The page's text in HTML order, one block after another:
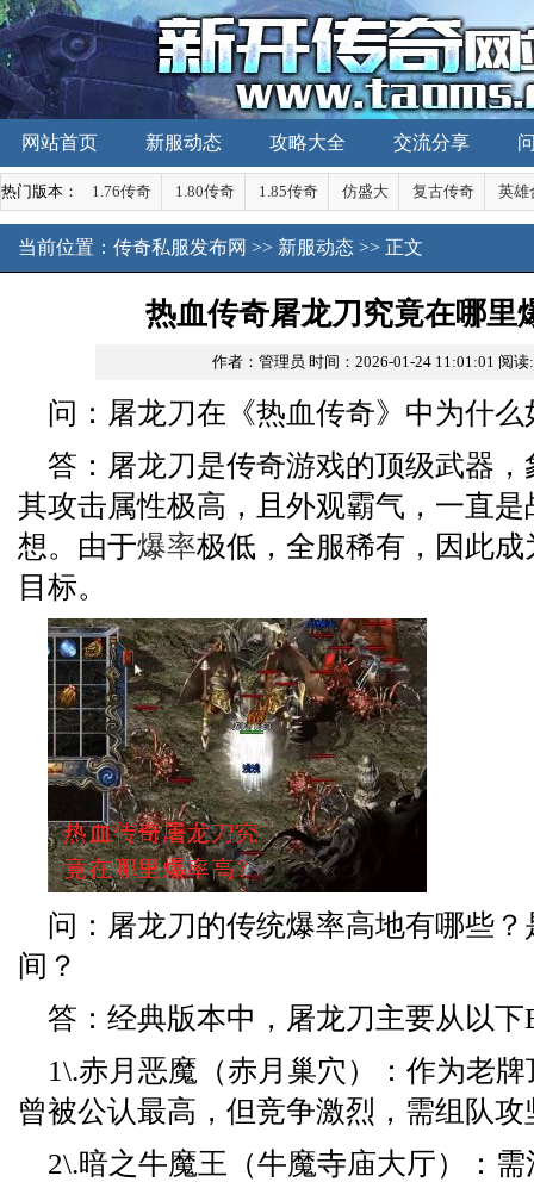
网站首页 新服动态 攻略大全 交流分享
热门版本： 1.76传奇 1.80传奇 1.85传奇 仿盛大 复古传奇 英雄
当前位置： 传奇私服发布网 >> 新服动态 >> 正文
热血传奇屠龙刀究竟在哪里
作者：管理员 时间：2026-01-24 11:01:01 阅
问：屠龙刀在《热血传奇》中为什么
答：屠龙刀是传奇游戏的顶级武器
其攻击属性极高，且外观霸气，一直
想。由于爆率极低，全服稀有，因此
目标。
问：屠龙刀的传统爆率高地有哪些
间？
答：经典版本中，屠龙刀主要从以下
1\.赤月恶魔（赤月巢穴）：作为老牌
曾被公认最高，但竞争激烈，需组队攻
2\.暗之牛魔王（牛魔寺庙大厅）：